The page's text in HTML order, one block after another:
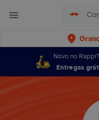
Novo no Rappi?
Entregas